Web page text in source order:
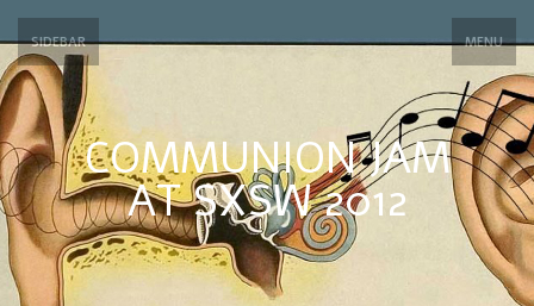
SIDEBAR MENU
COMMUNION JAM
AT SXSW 2012